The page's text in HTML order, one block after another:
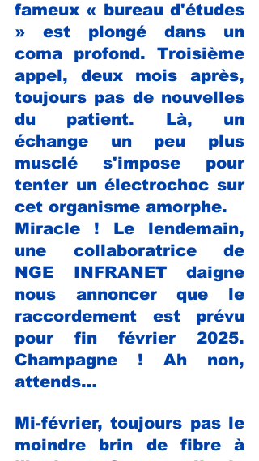
fameux « bureau d'études
» est plongé dans un
coma profond. Troisième
appel, deux mois après,
toujours pas de nouvelles
du patient. Là, un
échange un peu plus
musclé s'impose pour
tenter un électrochoc sur
cet organisme amorphe.
Miracle ! Le lendemain,
une collaboratrice de
NGE INFRANET daigne
nous annoncer que le
raccordement est prévu
pour fin février 2025.
Champagne ! Ah non,
attends…
Mi-février, toujours pas le
moindre brin de fibre à